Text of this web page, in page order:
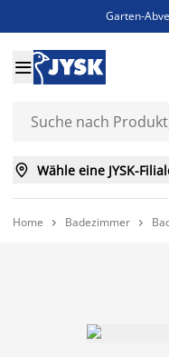
Garten-
Bist du

 Wähle eine JYSK-
Home  Badezimmer 